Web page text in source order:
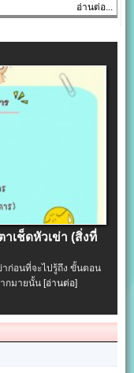
อ่านต่อ...
าเช็ดหัวเข่า (สิ่งที่
าก่อนที่จะไปรู้ถึง ขั้นตอน
ากมายนั้น[อ่านต่อ]